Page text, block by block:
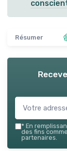
Résumer
* En
des fins
partenaires.